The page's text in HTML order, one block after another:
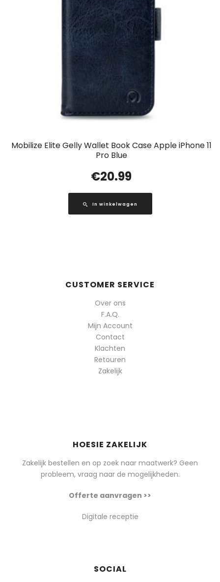
Mobilize Elite Gelly Wallet Book Case Apple iPhone 11
Pro Blue
€20.99
In winkelwagen
CUSTOMER SERVICE
Over ons
F.A.Q.
Mijn Account
Contact
Klachten
Retouren
Zakelijk
HOESIE ZAKELIJK
Zakelijk bestellen en op zoek naar maatwerk? Geen
probleem, vraag naar de mogelijkheden.
Offerte aanvragen >>
Digitale receptie
SOCIAL